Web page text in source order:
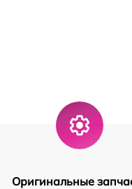
Оригинальные